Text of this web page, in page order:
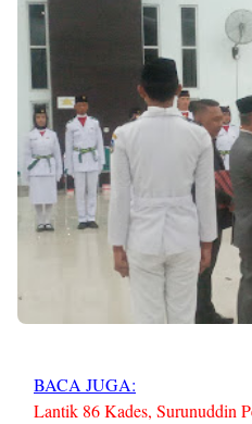
BACA JUGA:
Lantik 86 Kades, Surunuddin